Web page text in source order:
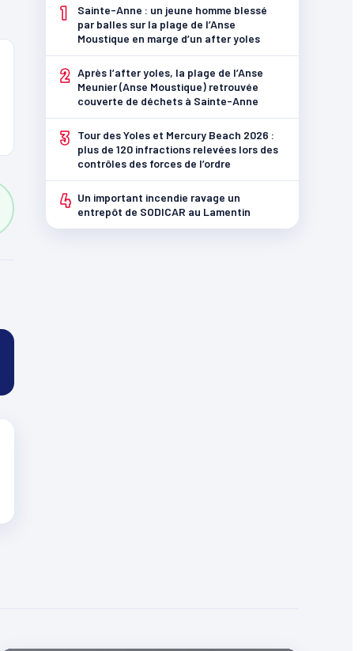
1
Sainte-Anne : un jeune homme blessé
par balles sur la plage de l’Anse
Moustique en marge d’un after yoles
2 Après l’after yoles, la plage de l’Anse
Meunier (Anse Moustique) retrouvée
couverte de déchets à Sainte-Anne
3
Tour des Yoles et Mercury Beach 2026 :
plus de 120 infractions relevées lors des
contrôles des forces de l’ordre
4 Un important incendie ravage un
entrepôt de SODICAR au Lamentin